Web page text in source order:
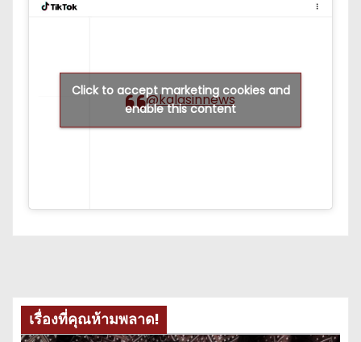
@kalasinnews
Click to accept marketing cookies and
enable this content
เรื่องที่คุณห้ามพลาด!